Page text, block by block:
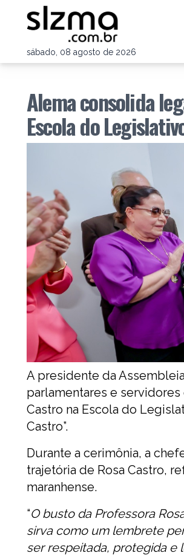
sábado, 08 agosto de 2026
Alema consolida
Escola do
A presidente da
parlamentares e servidores
Castro na Escola do
Castro”.
Durante a cerimônia, a
trajetória de Rosa Castro,
maranhense.
“O busto da Professora
sirva como um lembrete
ser respeitada, protegida e